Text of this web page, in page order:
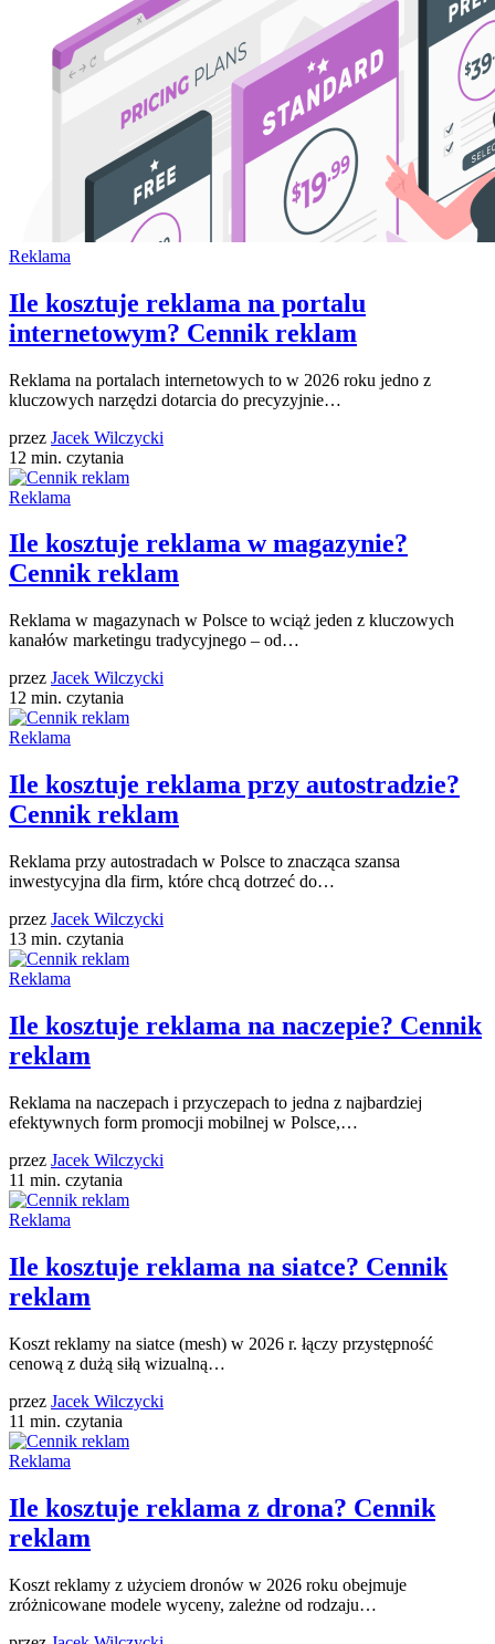
Reklama
Ile kosztuje reklama na portalu
internetowym? Cennik reklam
Reklama na portalach internetowych to w 2026 roku jedno z
kluczowych narzędzi dotarcia do precyzyjnie…
przez Jacek Wilczycki
12 min. czytania
Reklama
Ile kosztuje reklama w magazynie?
Cennik reklam
Reklama w magazynach w Polsce to wciąż jeden z kluczowych
kanałów marketingu tradycyjnego – od…
przez Jacek Wilczycki
12 min. czytania
Reklama
Ile kosztuje reklama przy autostradzie?
Cennik reklam
Reklama przy autostradach w Polsce to znacząca szansa
inwestycyjna dla firm, które chcą dotrzeć do…
przez Jacek Wilczycki
13 min. czytania
Reklama
Ile kosztuje reklama na naczepie? Cennik
reklam
Reklama na naczepach i przyczepach to jedna z najbardziej
efektywnych form promocji mobilnej w Polsce,…
przez Jacek Wilczycki
11 min. czytania
Reklama
Ile kosztuje reklama na siatce? Cennik
reklam
Koszt reklamy na siatce (mesh) w 2026 r. łączy przystępność
cenową z dużą siłą wizualną…
przez Jacek Wilczycki
11 min. czytania
Reklama
Ile kosztuje reklama z drona? Cennik
reklam
Koszt reklamy z użyciem dronów w 2026 roku obejmuje
zróżnicowane modele wyceny, zależne od rodzaju…